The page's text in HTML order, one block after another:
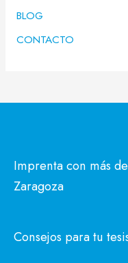
BLOG
CONTACTO
Imprenta con más
Zaragoza
Consejos para tu